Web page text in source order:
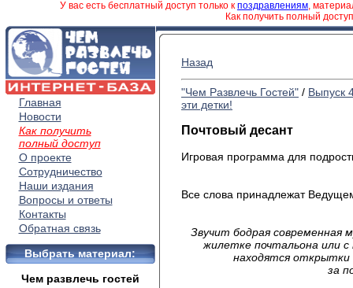
У вас есть бесплатный доступ только к поздравлениям,
Как получить полный
Главная
Новости
Как получить
полный доступ
О проекте
Сотрудничество
Наши издания
Вопросы и ответы
Контакты
Обратная связь
Выбрать материал:
Чем развлечь гостей
Назад
"Чем Развлечь Гостей" / Выпуск
эти детки!
Почтовый десант
Игровая программа для
Все слова принадлежат
Звучит бодрая современная
жилетке почтальона или с
находятся открытки
за